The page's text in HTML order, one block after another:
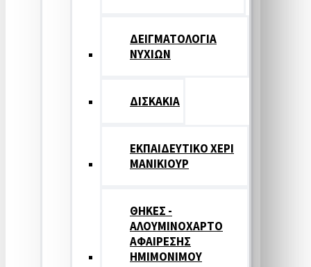
ΔΕΙΓΜΑΤΟΛΟΓΙΑ
ΝΥΧΙΩΝ
ΔΙΣΚΑΚΙΑ
ΕΚΠΑΙΔΕΥΤΙΚΟ ΧΕΡΙ
ΜΑΝΙΚΙΟΥΡ
ΘΗΚΕΣ -
ΑΛΟΥΜΙΝΟΧΑΡΤΟ
ΑΦΑΙΡΕΣΗΣ
ΗΜΙΜΟΝΙΜΟΥ